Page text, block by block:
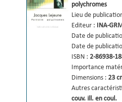
polychromes
Lieu de
Editeur :
INA-
Date de
Date de
ISBN : 2-86938-
Importance
Dimensions : 23
Autres
couv. ill. en coul.